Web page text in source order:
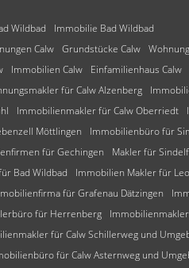
Wildbad
Immobilie Bad Wildbad
Calw Grundstücke Calw
Immobilien Calw
Einfamilienhaus Calw
für Calw Alzenberg
Immobilienmakler für Calw Oberriedt
Möttlingen Immobilienbüro für
für Gechingen Makler für
Bad Wildbad Immobilien Makler für
für Grafenau Dätzingen
für Herrenberg
für Calw Schillerweg und
für Calw Asternweg und